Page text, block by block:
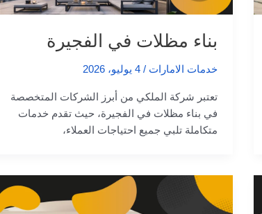
بناء مظلات في الفجيرة
خدمات الامارات /4 يوليو، 2026
تعتبر شركة الملكي من أبرز الشركات المتخصصة
في بناء مظلات في الفجيرة، حيث تقدم خدمات
متكاملة تلبي جميع احتياجات العملاء،